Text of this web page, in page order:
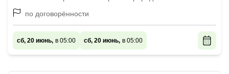
по договорённости
сб, 20 июнь, в 05:00 сб, 20 июнь, в 05:00